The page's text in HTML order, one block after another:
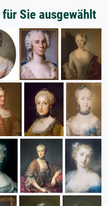
Sie ausgewählt